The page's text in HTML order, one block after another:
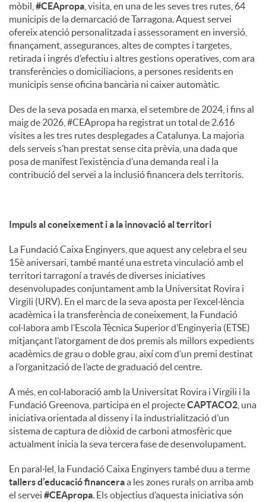
mòbil, #CEApropa , visita, en una de les seves tres rutes, 64
municipis de la demarcació de Tarragona. Aquest servei
ofereix atenció personalitzada i assessorament en inversió,
finançament, assegurances, altes de comptes i targetes,
retirada i ingrés d’efectiu i altres gestions operatives, com ara
transferències o domiciliacions, a persones residents en
municipis sense oficina bancària ni caixer automàtic.
Des de la seva posada en marxa, el setembre de 2024, i fins al
maig de 2026, #CEApropa ha registrat un total de 2.616
visites a les tres rutes desplegades a Catalunya. La majoria
dels serveis s’han prestat sense cita prèvia, una dada que
posa de manifest l’existència d’una demanda real i la
contribució del servei a la inclusió financera dels territoris.
Impuls al coneixement i a la innovació al territori
La Fundació Caixa Enginyers, que aquest any celebra el seu
15è aniversari, també manté una estreta vinculació amb el
territori tarragoní a través de diverses iniciatives
desenvolupades conjuntament amb la Universitat Rovira i
Virgili (URV). En el marc de la seva aposta per l’excel·lència
acadèmica i la transferència de coneixement, la Fundació
col·labora amb l’Escola Tècnica Superior d’Enginyeria (ETSE)
mitjançant l’atorgament de dos premis als millors expedients
acadèmics de grau o doble grau, així com d’un premi destinat
a l’organització de l’acte de graduació del centre.
A més, en col·laboració amb la Universitat Rovira i Virgili i la
Fundació Greenova, participa en el projecteCAPTACO2 , una
iniciativa orientada al disseny i la industrialització d’un
sistema de captura de diòxid de carboni atmosfèric que
actualment inicia la seva tercera fase de desenvolupament.
En paral·lel, la Fundació Caixa Enginyers també duu a terme
tallers d’educació financeraa les zones rurals on arriba amb
el servei #CEApropa. Els objectius d’aquesta iniciativa són